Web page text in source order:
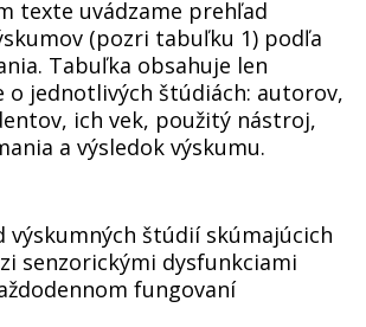
texte uvádzame prehľad
(pozri tabuľku 1) podľa
Tabuľka obsahuje len
o jednotlivých štúdiách: autorov,
ich vek, použitý nástroj,
a výsledok výskumu.
výskumných štúdií skúmajúcich
senzorickými dysfunkciami
fungovaní